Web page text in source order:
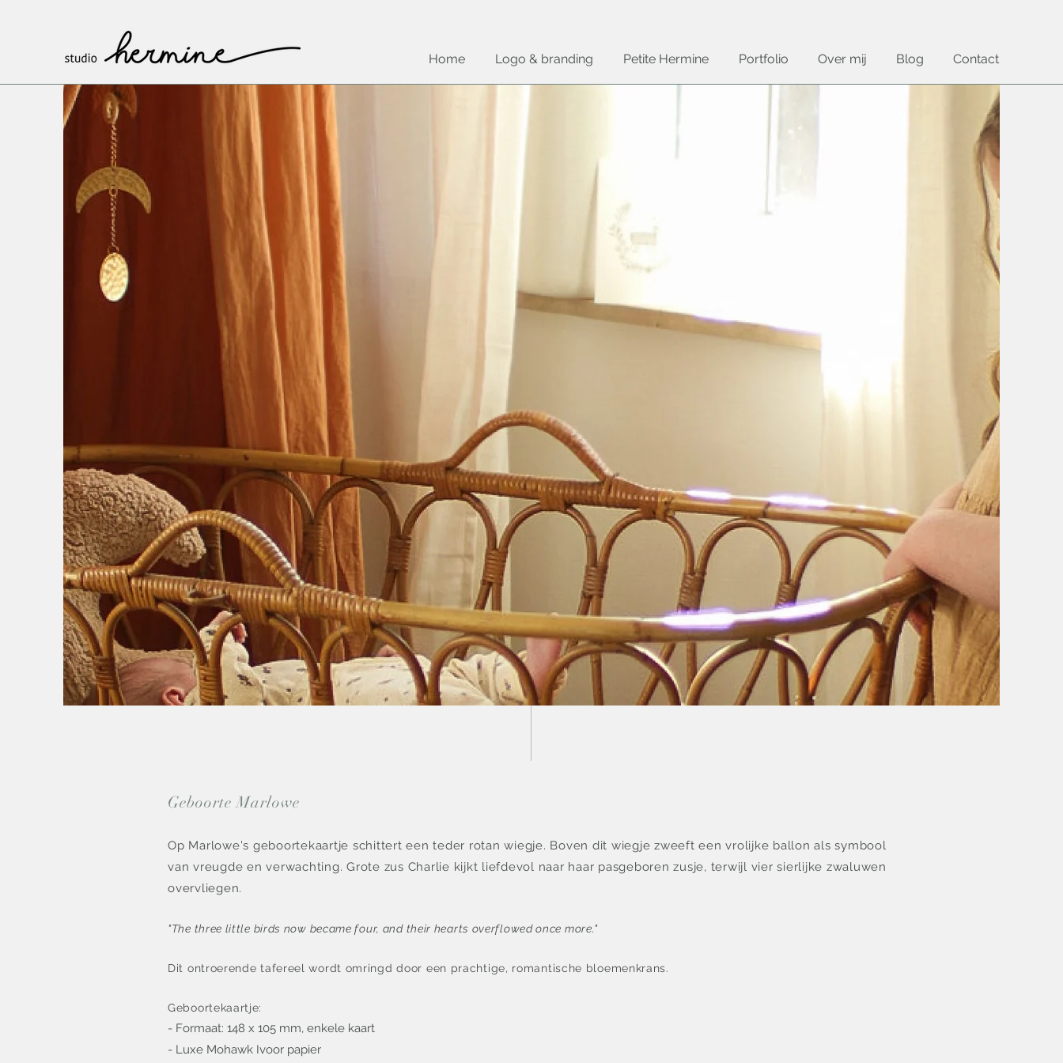
Home Logo & branding Petite Hermine Portfolio Over mij Blog Contact
Geboorte Marlowe
Op Marlowe's geboortekaartje schittert een teder rotan wiegje. Boven dit wiegje zweeft een vrolijke ballon als symbool
van vreugde en verwachting. Grote zus Charlie kijkt liefdevol naar haar pasgeboren zusje, terwijl vier sierlijke zwaluwen
overvliegen.
"The three little birds now became four, and their hearts overflowed once more."
Dit ontroerende tafereel wordt omringd door een prachtige, romantische bloemenkrans.
Geboortekaartje:
- Formaat: 148 x 105 mm, enkele kaart
- Luxe Mohawk Ivoor papier